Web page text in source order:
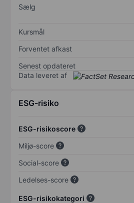
Sælg
Kursmål
Forventet afkast
Senest opdateret
Data leveret af
ESG-risiko
ESG-risikoscore
Miljø-score
Social-score
Ledelses-score
ESG-risikokategori